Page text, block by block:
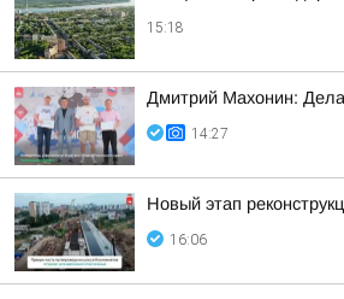
15:18
Дмитрий Махонин:
14:27
Новый этап
16:06